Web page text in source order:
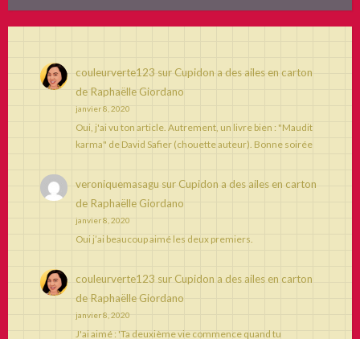
couleurverte123 sur Cupidon a des ailes en carton
de Raphaëlle Giordano
janvier 8, 2020
Oui, j'ai vu ton article. Autrement, un livre bien : "Maudit
karma" de David Safier (chouette auteur). Bonne soirée
veroniquemasagu sur Cupidon a des ailes en carton
de Raphaëlle Giordano
janvier 8, 2020
Oui j’ai beaucoup aimé les deux premiers.
couleurverte123 sur Cupidon a des ailes en carton
de Raphaëlle Giordano
janvier 8, 2020
J'ai aimé : 'Ta deuxième vie commence quand tu